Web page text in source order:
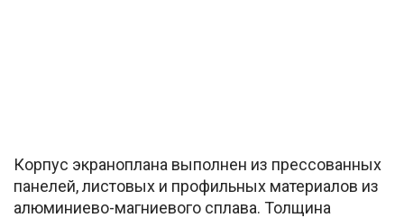
Корпус экраноплана выполнен из прессованных
панелей, листовых и профильных материалов из
алюминиево-магниевого сплава. Толщина